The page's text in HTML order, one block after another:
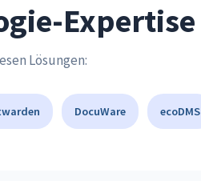
Expertise
Lösungen:
DocuWare ecoDMS